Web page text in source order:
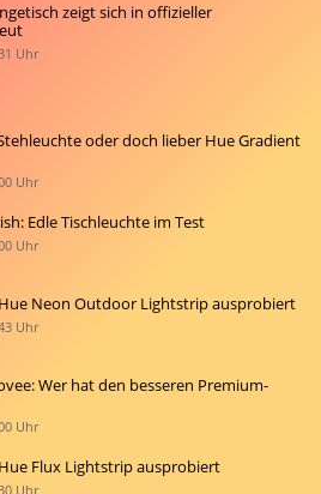
zeigt sich in offizieller
Uhr
oder doch lieber Hue Gradient
Uhr
Edle Tischleuchte im Test
Uhr
Neon Outdoor Lightstrip ausprobiert
Uhr
Wer hat den besseren Premium-
Uhr
Flux Lightstrip ausprobiert
Uhr